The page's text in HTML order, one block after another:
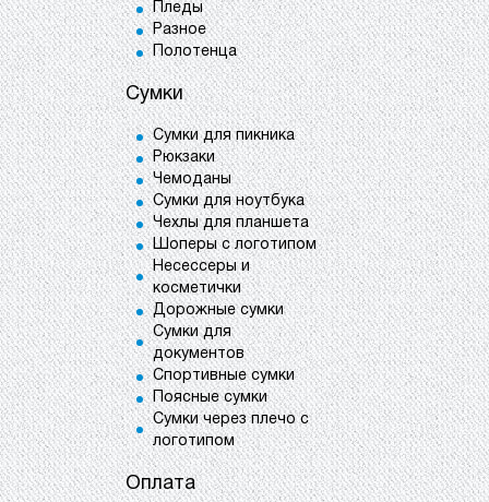
Пледы
Разное
Полотенца
Сумки
Сумки для пикника
Рюкзаки
Чемоданы
Сумки для ноутбука
Чехлы для планшета
Шоперы с логотипом
Несессеры и
косметички
Дорожные сумки
Сумки для
документов
Спортивные сумки
Поясные сумки
Сумки через плечо с
логотипом
Оплата